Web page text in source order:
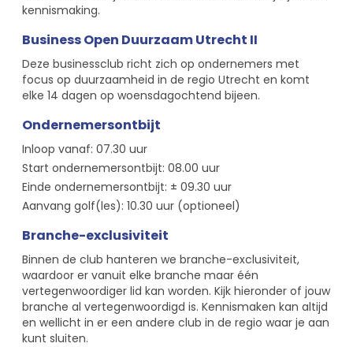
kennismaking.
Business Open Duurzaam Utrecht II
Deze businessclub richt zich op ondernemers met
focus op duurzaamheid in de regio Utrecht en komt
elke 14 dagen op woensdagochtend bijeen.
Ondernemersontbijt
Inloop vanaf: 07.30 uur
Start ondernemersontbijt: 08.00 uur
Einde ondernemersontbijt: ± 09.30 uur
Aanvang golf(les): 10.30 uur (optioneel)
Branche-exclusiviteit
Binnen de club hanteren we branche-exclusiviteit,
waardoor er vanuit elke branche maar één
vertegenwoordiger lid kan worden. Kijk hieronder of jouw
branche al vertegenwoordigd is. Kennismaken kan altijd
en wellicht in er een andere club in de regio waar je aan
kunt sluiten.